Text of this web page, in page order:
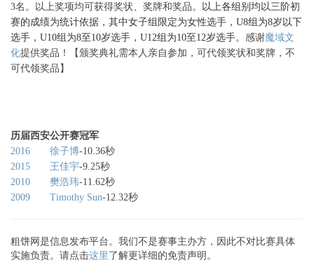
3名。以上奖项均可获得奖状、奖牌和奖品。
以上各组别均以三阶初
赛的成绩为统计依据，其中女子组限定为女性选手，U8组为8岁以下
选手，U10组为8至10岁选手，U12组为10至12岁选手。 感谢魔域文
化提供奖品！【颁奖典礼需本人亲自参加，可代领奖状和奖牌，不
可代领奖品】
历届西安公开赛冠军
2016
徐子博-10.36秒
2015
王佳宇-9.25秒
2010
樊浩玮-11.62秒
2009
Timothy Sun-12.32秒
粗饼网是信息发布平台。我们不是赛事主办方，因此不对比赛具体
实施负责。请点击这里了解更详细的免责声明。